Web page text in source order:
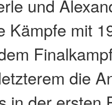
und
Kämpfe mit
die